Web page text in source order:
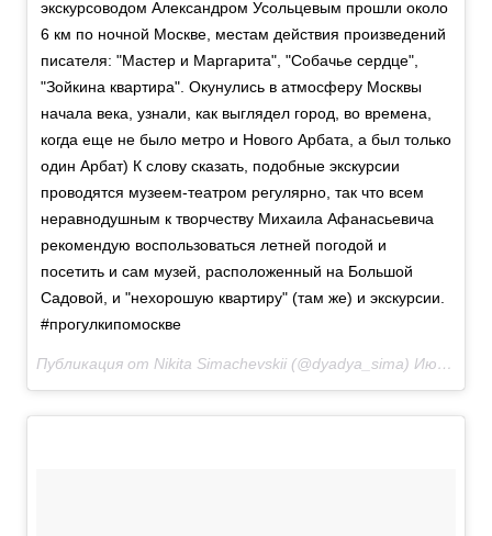
экскурсоводом Александром Усольцевым прошли около
6 км по ночной Москве, местам действия произведений
писателя: "Мастер и Маргарита", "Собачье сердце",
"Зойкина квартира". Окунулись в атмосферу Москвы
начала века, узнали, как выглядел город, во времена,
когда еще не было метро и Нового Арбата, а был только
один Арбат) К слову сказать, подобные экскурсии
проводятся музеем-театром регулярно, так что всем
неравнодушным к творчеству Михаила Афанасьевича
рекомендую воспользоваться летней погодой и
посетить и сам музей, расположенный на Большой
Садовой, и "нехорошую квартиру" (там же) и экскурсии.
#прогулкипомоскве
Публикация от Nikita Simachevskii (@dyadya_sima) Июн 11 2017 в 3:57 PDT